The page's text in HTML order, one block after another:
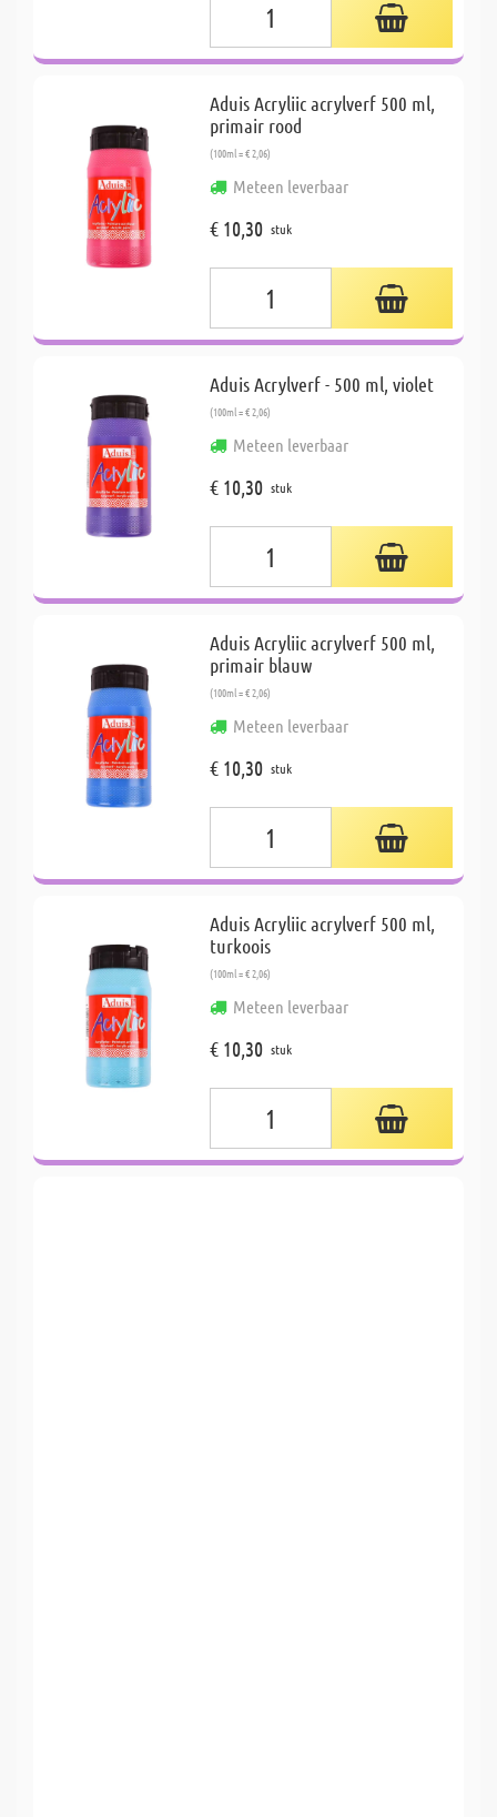
Aduis Acryliic acrylverf 500 ml,
primair rood
(100ml = € 2,06)
Meteen leverbaar
€ 10,30 stuk
Aduis Acrylverf - 500 ml, violet
(100ml = € 2,06)
Meteen leverbaar
€ 10,30 stuk
Aduis Acryliic acrylverf 500 ml,
primair blauw
(100ml = € 2,06)
Meteen leverbaar
€ 10,30 stuk
Aduis Acryliic acrylverf 500 ml,
turkoois
(100ml = € 2,06)
Meteen leverbaar
€ 10,30 stuk